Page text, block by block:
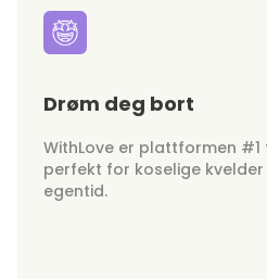
Drøm deg bort
WithLove er plattformen
perfekt for koselige
egentid.